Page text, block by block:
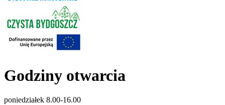
Godziny otwarcia
poniedziałek 8.00-16.00